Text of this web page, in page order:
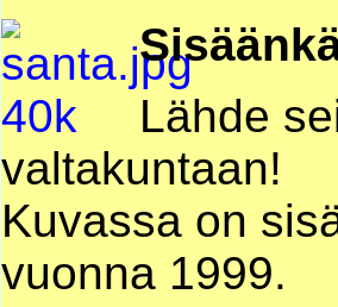
Lähde
valtakuntaan!
Kuvassa on
vuonna 1999.